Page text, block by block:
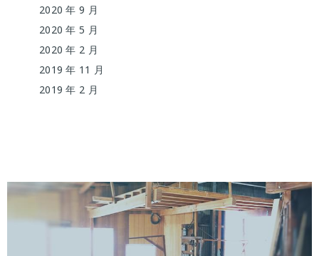
2020 年 9 月
2020 年 5 月
2020 年 2 月
2019 年 11 月
2019 年 2 月